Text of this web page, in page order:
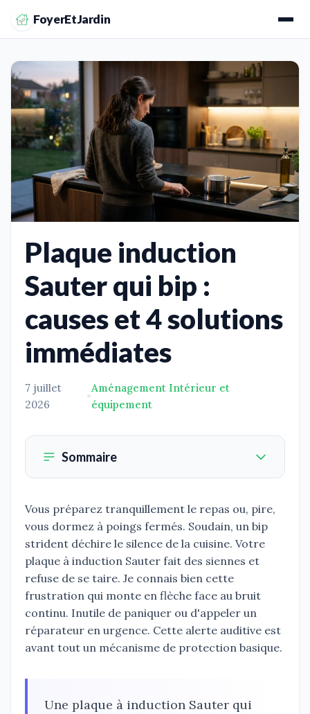
FoyerEtJardin
Plaque induction
Sauter qui bip :
causes et 4 solutions
immédiates
7 juillet
2026
•
Aménagement Intérieur et
équipement
Sommaire
Vous préparez tranquillement le repas ou, pire,
vous dormez à poings fermés. Soudain, un bip
strident déchire le silence de la cuisine. Votre
plaque à induction Sauter fait des siennes et
refuse de se taire. Je connais bien cette
frustration qui monte en flèche face au bruit
continu. Inutile de paniquer ou d'appeler un
réparateur en urgence. Cette alerte auditive est
avant tout un mécanisme de protection basique.
Une plaque à induction Sauter qui